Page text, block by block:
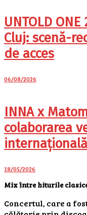
UNTOLD
Cluj: scenă-
de acces
06/08/2026
INNA x
colaborarea
internațională
18/05/2026
Mix între hiturile
Concertul, care a